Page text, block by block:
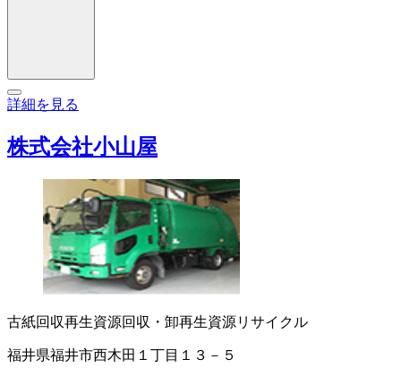
詳細を見る
株式会社小山屋
古紙回収再生資源回収・卸再生資源リサイクル
福井県福井市西木田１丁目１３－５